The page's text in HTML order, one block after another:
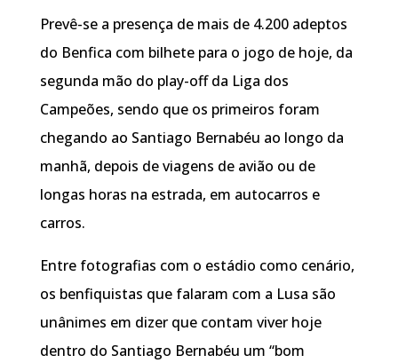
Prevê-se a presença de mais de 4.200 adeptos
do Benfica com bilhete para o jogo de hoje, da
segunda mão do play-off da Liga dos
Campeões, sendo que os primeiros foram
chegando ao Santiago Bernabéu ao longo da
manhã, depois de viagens de avião ou de
longas horas na estrada, em autocarros e
carros.
Entre fotografias com o estádio como cenário,
os benfiquistas que falaram com a Lusa são
unânimes em dizer que contam viver hoje
dentro do Santiago Bernabéu um “bom